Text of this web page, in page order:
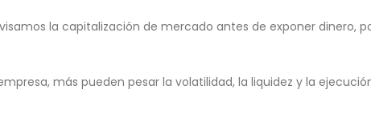
la capitalización de mercado antes de exponer dinero,
más pueden pesar la volatilidad, la liquidez y la